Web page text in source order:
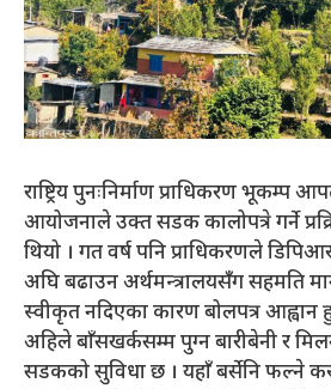
राष्ट्रिय पुनःनिर्माण प्राधिकरण भूकम्प
आयोजनाले उक्त सडक कालोपत्रे गर्ने
थियो । गत वर्ष पनि प्राधिकरणले
अघि बढाउन अर्थमन्त्रालयसँंग सहमति
स्वीकृत नदिएका कारण बोलपत्र आह्वान
अहिले बाँसखर्कसम्म पुग्न बारीबेनी र
सडकको सुविधा छ । यहाँ बर्सेनि फल्ने